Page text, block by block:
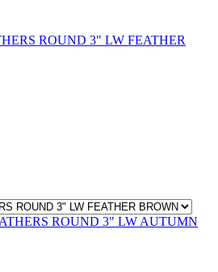
ROUND 3" LW FEATHER